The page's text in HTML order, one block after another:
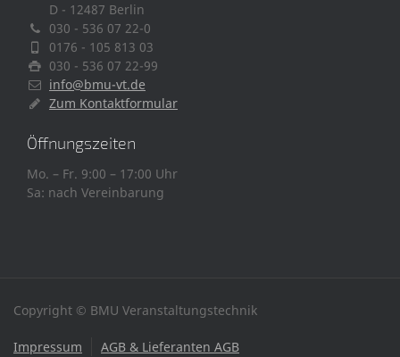
D - 12487 Berlin
030 - 536 07 22-0
0176 - 105 813 03
030 - 536 07 22-99
info@bmu-vt.de
Zum Kontaktformular
Öffnungszeiten
Mo. – Fr. 9:00 – 17:00 Uhr
Sa: nach Vereinbarung
Copyright © BMU Veranstaltungstechnik
Impressum AGB & Lieferanten AGB